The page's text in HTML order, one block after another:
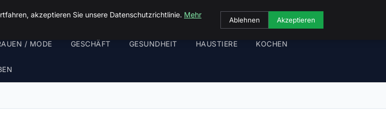
/ MODE GESCHÄFT GESUNDHEIT HAUSTIERE KOCHEN
akzeptieren Sie unsere Datenschutzrichtlinie. Mehr
Ablehnen Akzeptieren